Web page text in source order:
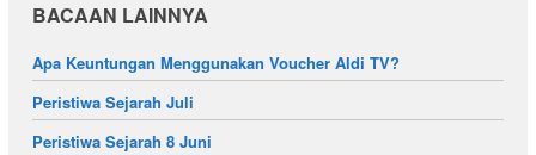
BACAAN LAINNYA
Apa Keuntungan Menggunakan Voucher Aldi TV?
Peristiwa Sejarah Juli
Peristiwa Sejarah 8 Juni